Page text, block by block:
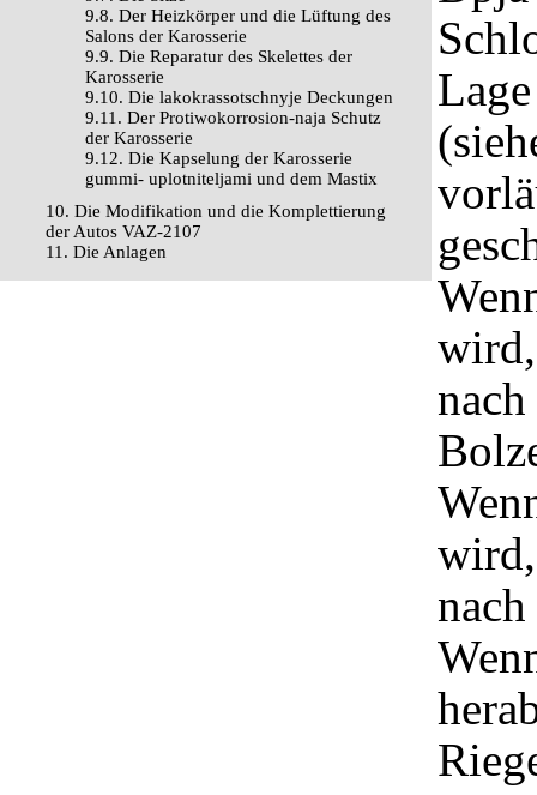
9.8. Der Heizkörper und die Lüftung des
Salons der Karosserie
9.9. Die Reparatur des Skelettes der
Karosserie
9.10. Die lakokrassotschnyje Deckungen
9.11. Der Protiwokorrosion-naja Schutz
der Karosserie
9.12. Die Kapselung der Karosserie
gummi- uplotniteljami und dem Mastix
10. Die Modifikation und die Komplettierung
der Autos VAZ-2107
11. Die Anlagen